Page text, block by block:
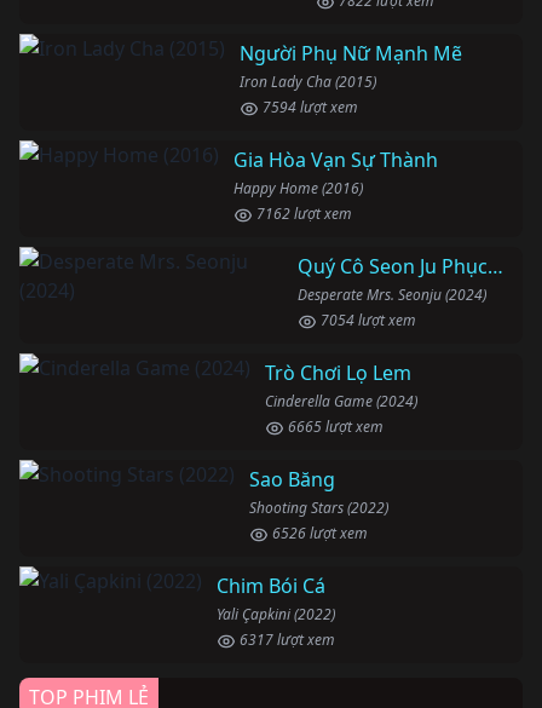
Người Phụ Nữ Mạnh Mẽ
Iron Lady Cha (2015)
7594 lượt xem
Gia Hòa Vạn Sự Thành
Happy Home (2016)
7162 lượt xem
Quý Cô Seon Ju Phục Thù
Desperate Mrs. Seonju (2024)
7054 lượt xem
Trò Chơi Lọ Lem
Cinderella Game (2024)
6665 lượt xem
Sao Băng
Shooting Stars (2022)
6526 lượt xem
Chim Bói Cá
Yali Çapkini (2022)
6317 lượt xem
TOP PHIM LẺ